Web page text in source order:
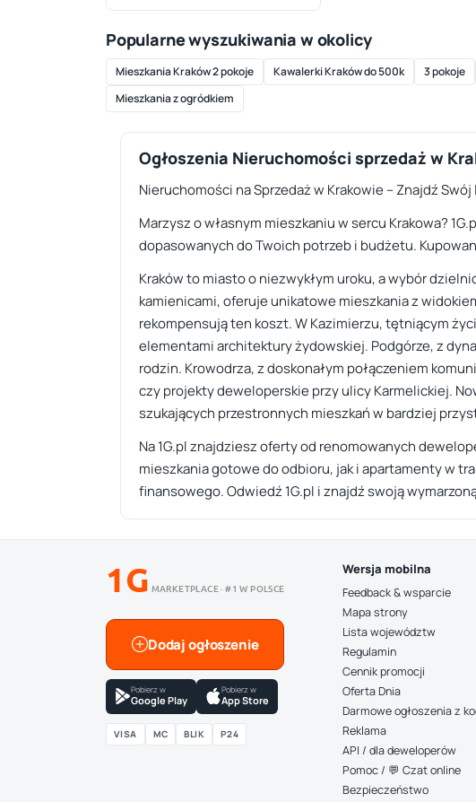
Popularne wyszukiwania w okolicy
Mieszkania Kraków 2 pokoje Kawalerki Kraków do 500k 3 pokoje
Mieszkania z ogródkiem
Ogłoszenia Nieruchomości sprzedaż w
Nieruchomości na Sprzedaż w Krakowie – Znajdź Swój
Marzysz o własnym mieszkaniu w sercu Krakowa?
dopasowanych do Twoich potrzeb i budżetu.
Kraków to miasto o niezwykłym uroku, a wybór
kamienicami, oferuje unikatowe mieszkania z
rekompensują ten koszt. W Kazimierzu, tętniącym
elementami architektury żydowskiej. Podgórze, z
rodzin. Krowodrza, z doskonałym połączeniem
czy projekty deweloperskie przy ulicy Karmelickiej.
szukających przestronnych mieszkań w bardziej
Na 1G.pl znajdziesz oferty od renomowanych
mieszkania gotowe do odbioru, jak i apartamenty w
finansowego. Odwiedź 1G.pl i znajdź swoją
1G MARKETPLACE · #1 W POLSCE
Dodaj ogłoszenie
Pobierz w
Google Play
Pobierz w
App Store
VISA MC BLIK P24
Wersja mobilna
Feedback & wsparcie
Mapa strony
Lista województw
Regulamin
Cennik promocji
Oferta Dnia
Darmowe ogłoszenia z
Reklama
API / dla deweloperów
Pomoc / 💬 Czat online
Bezpieczeństwo